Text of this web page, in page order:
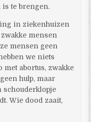
te brengen.
in ziekenhuizen
mensen
mensen geen
we niets
met abortus, zwakke
hulp, maar
schouderklopje
Wie dood zaait,